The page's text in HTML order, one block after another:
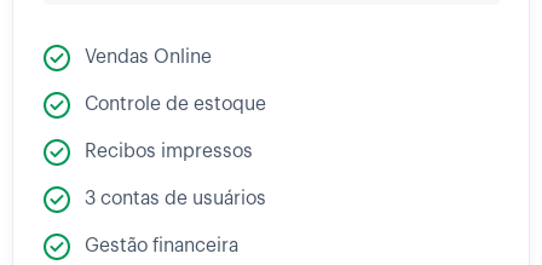
Vendas Online
Controle de estoque
Recibos impressos
3 contas de usuários
Gestão financeira